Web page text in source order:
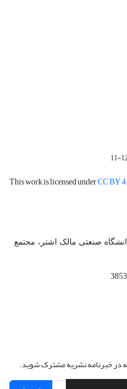
This work is licensed underCC BY
صنعتی مالک اشتر، مجتمع
در خبرنامه نشریه مشترک شوید.